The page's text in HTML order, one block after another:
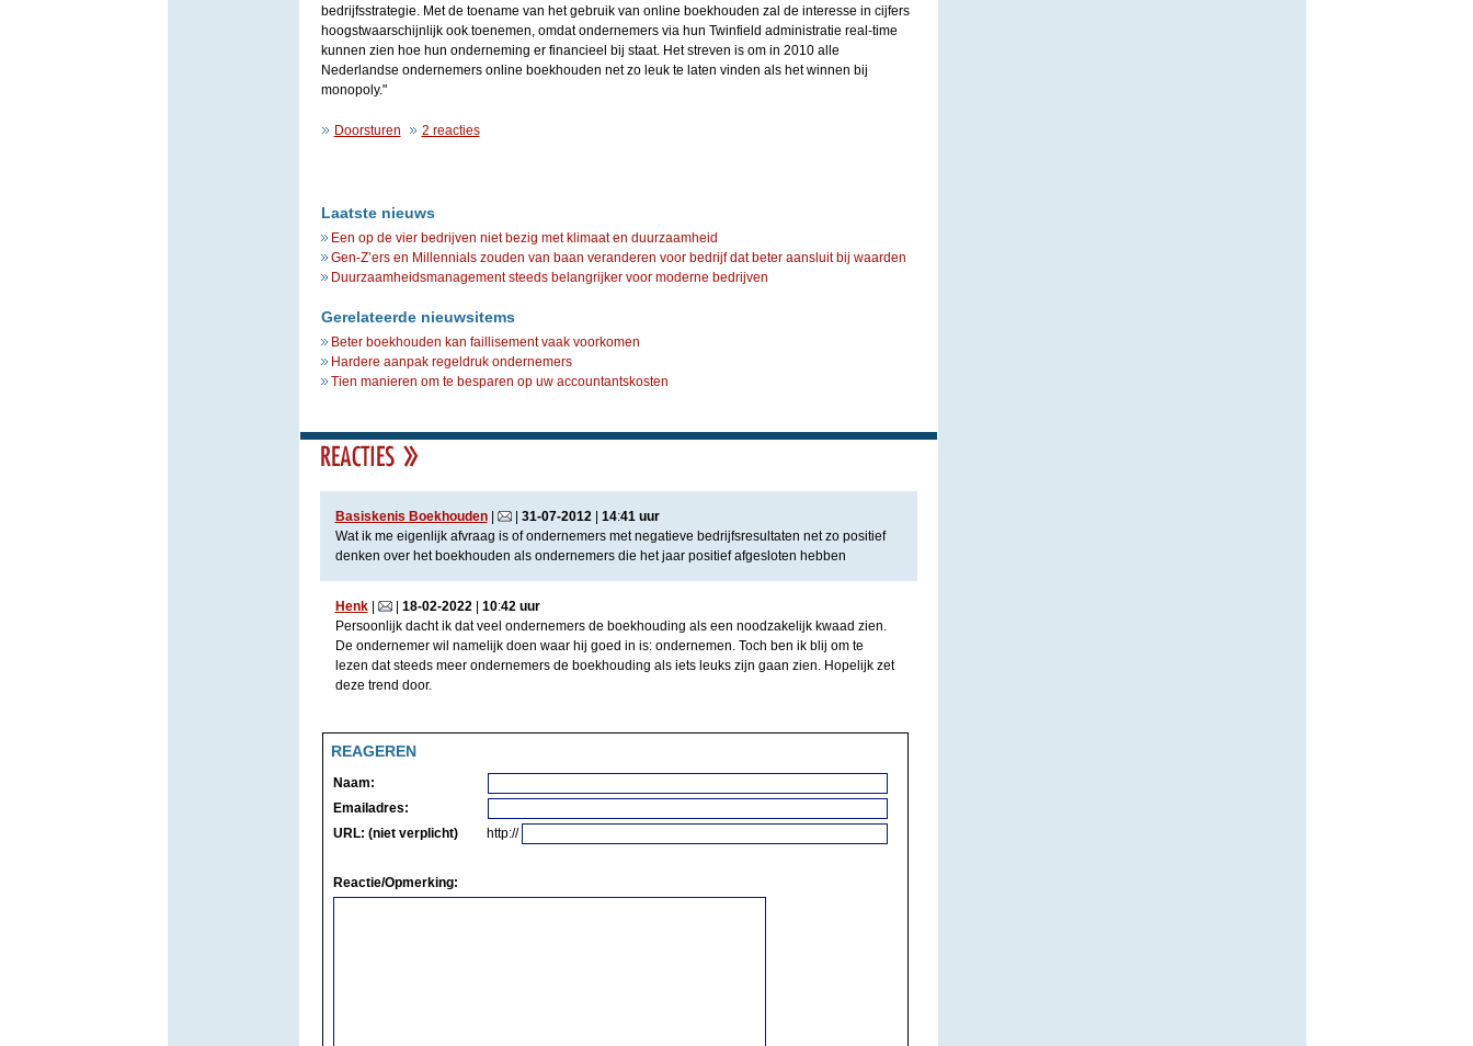
bedrijfsstrategie. Met de toename van het gebruik van online boekhouden zal de interesse in cijfers
hoogstwaarschijnlijk ook toenemen, omdat ondernemers via hun Twinfield administratie real-time
kunnen zien hoe hun onderneming er financieel bij staat. Het streven is om in 2010 alle
Nederlandse ondernemers online boekhouden net zo leuk te laten vinden als het winnen bij
monopoly."
Doorsturen 2 reacties
Laatste nieuws
Een op de vier bedrijven niet bezig met klimaat en duurzaamheid
Gen-Z’ers en Millennials zouden van baan veranderen voor bedrijf dat beter aansluit bij waarden
Duurzaamheidsmanagement steeds belangrijker voor moderne bedrijven
Gerelateerde nieuwsitems
Beter boekhouden kan faillisement vaak voorkomen
Hardere aanpak regeldruk ondernemers
Tien manieren om te besparen op uw accountantskosten
Basiskenis Boekhouden| | 31-07-2012| 14:41 uur
Wat ik me eigenlijk afvraag is of ondernemers met negatieve bedrijfsresultaten net zo positief
denken over het boekhouden als ondernemers die het jaar positief afgesloten hebben
Henk| | 18-02-2022| 10:42 uur
Persoonlijk dacht ik dat veel ondernemers de boekhouding als een noodzakelijk kwaad zien.
De ondernemer wil namelijk doen waar hij goed in is: ondernemen. Toch ben ik blij om te
lezen dat steeds meer ondernemers de boekhouding als iets leuks zijn gaan zien. Hopelijk zet
deze trend door.
REAGEREN
Naam:
Emailadres:
URL: (niet verplicht)
http://
Reactie/Opmerking: